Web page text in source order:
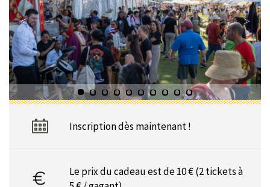
Inscription dès maintenant !
Le prix du cadeau est de 10 € (2 tickets à